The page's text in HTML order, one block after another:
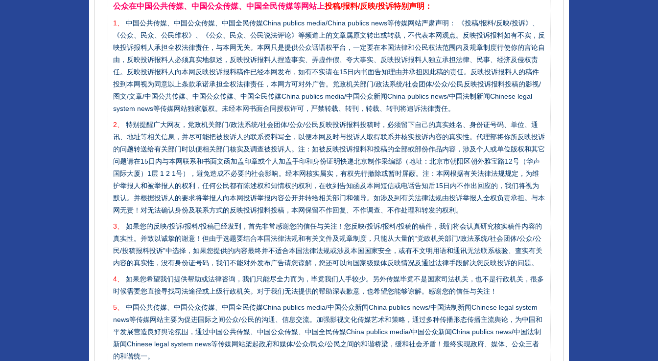
公众在中国公共传媒、中国公众传媒、中国全民传媒等网站上投稿/报料/反映/投诉特别声明：
1、
中国公共传媒、中国公众传媒、中国全民传媒China publics media/China publics news等传媒网站严肃声明： 《投稿/报料/反映/投诉》、
《公众、民众、公民维权》、《公众、民众、公民说法评论》等频道上的文章属原文转出或转载，不代表本网观点。反映投诉报料如有不实，反
映投诉报料人承担全权法律责任，与本网无关。本网只是提供公众话语权平台，一定要在本国法律和公民权法范围内及规章制度行使你的言论自
由，反映投诉报料人必须真实地叙述，反映投诉报料人捏造事实、弄虚作假、夸大事实、反映投诉报料人独立承担法律、民事、经济及侵权责
任。反映投诉报料人向本网反映投诉报料稿件已经本网发布，如有不实请在15日内书面告知理由并承担因此稿的责任。反映投诉报料人的稿件
投到本网视为同意以上条款承诺承担全权法律责任，本网方可对外广告。党政机关部门/政法系统/社会团体/公众/公民反映投诉报料投稿的影视/
图文/文章/中国公共传媒、中国公众传媒、中国全民传媒China publics media/中国公众新闻China publics news/中国法制新闻Chinese legal
system news等传媒网站独家版权。未经本网书面合同授权许可，严禁转载、转刊，转载、转刊将追诉法律责任。
2、
特别提醒广大网友，党政机关部门/政法系统/社会团体/公众/公民反映投诉报料投稿时，必须留下自己的真实姓名、身份证号码、单位、通
讯、地址等相关信息，并尽可能把被投诉人的联系资料写全，以便本网及时与投诉人取得联系并核实投诉内容的真实性。代理部将你所反映投诉
的问题转送给有关部门时以便相关部门核实及调查被投诉人。注：如被反映投诉报料和投稿的全部或部份作品内容，涉及个人或单位版权和其它
问题请在15日内与本网联系和书面文函加盖印章或个人加盖手印和身份证明快递北京制作采编部（地址：北京市朝阳区朝外雅宝路12号（华声
国际大厦）1层 1 2 1号），避免造成不必要的社会影响。经本网核实属实，有权先行撤除或暂时屏蔽。注：本网根据有关法律法规规定，为维
护举报人和被举报人的权利，任何公民都有陈述权和知情权的权利，在收到告知函及本网短信或电话告知后15日内不作出回应的，我们将视为
默认。并根据投诉人的要求将举报人向本网投诉举报内容公开并转给相关部门和领导。如涉及到有关法律法规由投诉举报人全权负责承担。与本
网无责！对无法确认身份及联系方式的反映投诉报料投稿，本网保留不作回复、不作调查、不作处理和转发的权利。
3、
如果您的反映/投诉/报料/投稿已经发到，首先非常感谢您的信任与关注！您反映/投诉/报料/投稿的稿件，我们将会认真研究核实稿件内容的
真实性。并致以诚挚的谢意！但由于选题要结合本国法律法规和有关文件及规章制度，只能从大量的“党政机关部门/政法系统/社会团体/公众/公
民/投稿报料投诉”中选择，如果您提供的内容最终并不适合本国法律法规或涉及本国国家安全，或有不文明用语和通讯无法联系核验、查实有关
内容的真实性，没有身份证号码，我们不能对外发布广告请您谅解，您还可以向国家级媒体反映情况及通过法律手段解决您反映投诉的问题。
4、
如果您希望我们提供帮助或法律咨询，我们只能尽全力而为，毕竟我们人手较少。另外传媒毕竟不是国家司法机关，也不是行政机关，很多
时候需要您直接寻找司法途径或上级行政机关。对于我们无法提供的帮助深表歉意，也希望您能够谅解。感谢您的信任与关注！
5、
中国公共传媒、中国公众传媒、中国全民传媒China publics media/中国公众新闻China publics news/中国法制新闻Chinese legal system
news等传媒网站主要为促进国际之间公众/公民的沟通、信息交流。加强影视文化传媒艺术和策略，通过多种传播形态传播主流舆论，为中国和
平发展营造良好舆论氛围，通过中国公共传媒、中国公众传媒、中国全民传媒China publics media/中国公众新闻China publics news/中国法制
新闻Chinese legal system news等传媒网站架起政府和媒体/公众/民众/公民之间的和谐桥梁，缓和社会矛盾！最终实现政府、媒体、公众三者
的和谐统一。
东山县通报“牛蛙产品抗生素超标问题” 法徽映军营 权益有保障
千年窑火 生生不息 一批国家标准开始实施 从数据变化看反腐深化